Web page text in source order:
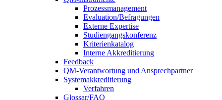
Prozessmanagement
Evaluation/Befragungen
Externe Expertise
Studiengangskonferenz
Kriterienkatalog
Interne Akkreditierung
Feedback
QM-Verantwortung und Ansprechpartner
Systemakkreditierung
Verfahren
Glossar/FAQ